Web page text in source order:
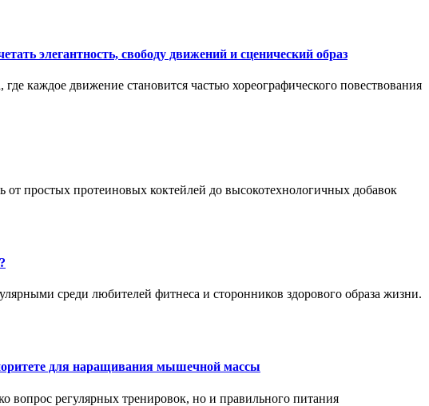
элегантность, свободу движений и сценический образ
каждое движение становится частью хореографического повествования
простых протеиновых коктейлей до высокотехнологичных добавок
среди любителей фитнеса и сторонников здорового образа жизни.
для наращивания мышечной массы
регулярных тренировок, но и правильного питания